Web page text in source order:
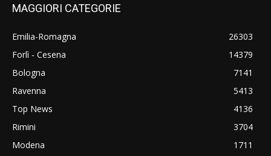
MAGGIORI CATEGORIE
Emilia-Romagna
26303
Forlì - Cesena
14379
Bologna
7141
Ravenna
5413
Top News
4136
Rimini
3704
Modena
1711